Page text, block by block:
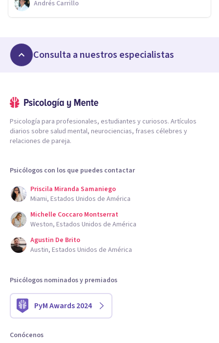
Andrés Carrillo
Consulta a nuestros especialistas
Psicología para profesionales, estudiantes y curiosos. Artículos
diarios sobre salud mental, neurociencias, frases célebres y
relaciones de pareja.
Psicólogos con los que puedes contactar
Priscila Miranda Samaniego
Miami, Estados Unidos de América
Michelle Coccaro Montserrat
Weston, Estados Unidos de América
Agustin De Brito
Austin, Estados Unidos de América
Psicólogos nominados y premiados
PyM Awards 2024
Conócenos